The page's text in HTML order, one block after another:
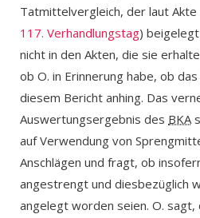
Tatmittelvergleich, der laut
117. Verhandlungstag)
nicht in den Akten, die sie
ob O. in Erinnerung habe, ob
diesem Bericht anhing. Das
Auswertungsergebnis des BKA
auf Verwendung von
Anschlägen und fragt, ob
angestrengt und diesbezüglich
angelegt worden seien. O. sagt,